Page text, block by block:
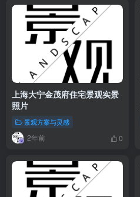
上海大宁金茂府住宅景观实景
照片
景观方案与灵感
2年前 0